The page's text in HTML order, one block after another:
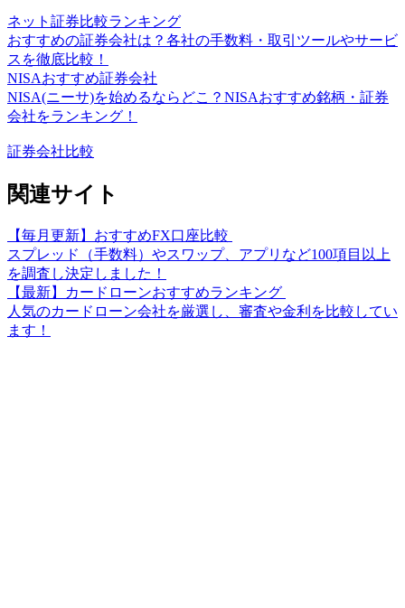
ネット証券比較ランキング
おすすめの証券会社は？各社の手数料・取引ツールやサービ
スを徹底比較！
NISAおすすめ証券会社
NISA(ニーサ)を始めるならどこ？NISAおすすめ銘柄・証券
会社をランキング！
証券会社比較
関連サイト
【毎月更新】おすすめFX口座比較
スプレッド（手数料）やスワップ、アプリなど100項目以上
を調査し決定しました！
【最新】カードローンおすすめランキング
人気のカードローン会社を厳選し、審査や金利を比較してい
ます！